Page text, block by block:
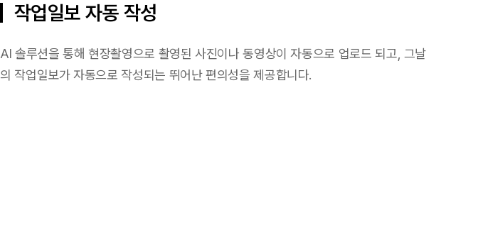
작업일보 자동 작성
AI 솔루션을 통해 현장촬영으로 촬영된 사진이나 동영상이 자동으로 업로드 되고, 그날
의 작업일보가 자동으로 작성되는 뛰어난 편의성을 제공합니다.